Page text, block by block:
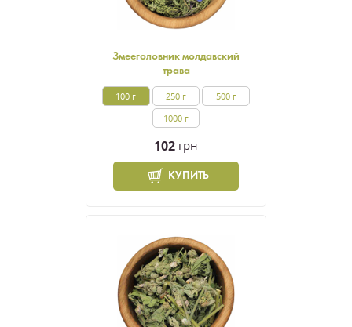
Змееголовник молдавский
трава
100 г 250 г
500 г
1000 г
102 грн
КУПИТЬ